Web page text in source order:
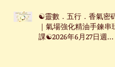
☯靈數．五行．香氣密碼
｜氣場強化精油手鍊串珠
課☯2026年6月27日週六